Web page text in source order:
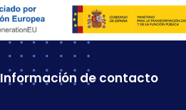
Información de contacto